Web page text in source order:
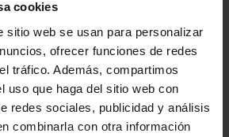
cookies
sitio web se usan para personalizar
ofrecer funciones de redes
tráfico. Además, compartimos
uso que haga del sitio web con
redes sociales, publicidad y análisis
combinarla con otra información
Pide unha cita